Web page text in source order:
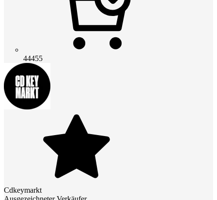
44455
Cdkeymarkt